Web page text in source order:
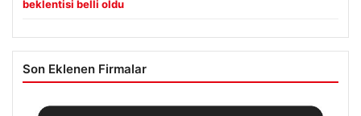
beklentisi belli oldu
Son Eklenen Firmalar